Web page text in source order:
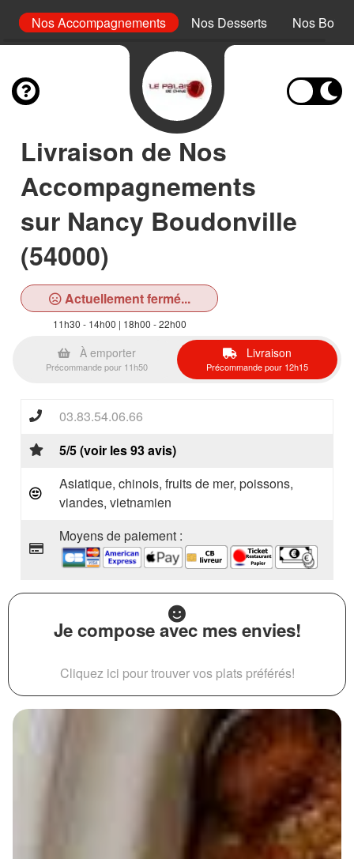
Nos Accompagnements Nos Desserts Nos
Livraison de Nos
Accompagnements
sur Nancy Boudonville
(54000)
Actuellement fermé...
11h30 - 14h00 | 18h00 - 22h00
À emporter
Précommande pour 11h50
Livraison
Précommande pour 12h15
03.83.54.06.66
5/5 (voir les 93 avis)
Asiatique, chinois, fruits de mer, poissons,
viandes, vietnamien
Moyens de paiement :
Je compose avec mes envies!
Cliquez ici pour trouver vos plats préférés!